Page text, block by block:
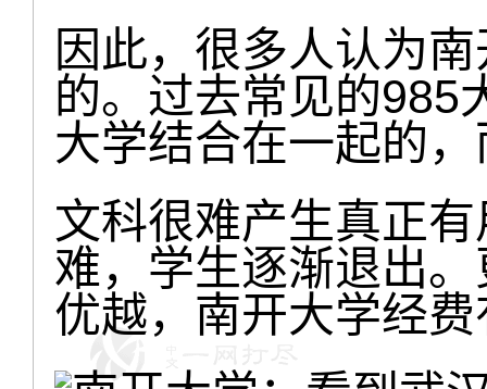
因此，很多人认为
的。过去常见的985
大学结合在一起的
文科很难产生真正
难，学生逐渐退出
优越，南开大学经